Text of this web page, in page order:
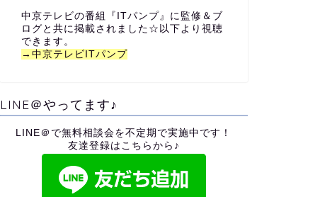
中京テレビの番組『ITパンプ』に監修＆ブ
ログと共に掲載されました☆以下より視聴
できます。
→中京テレビITパンプ
LINE＠やってます♪
LINE＠で無料相談会を不定期で実施中です！
友達登録はこちらから♪